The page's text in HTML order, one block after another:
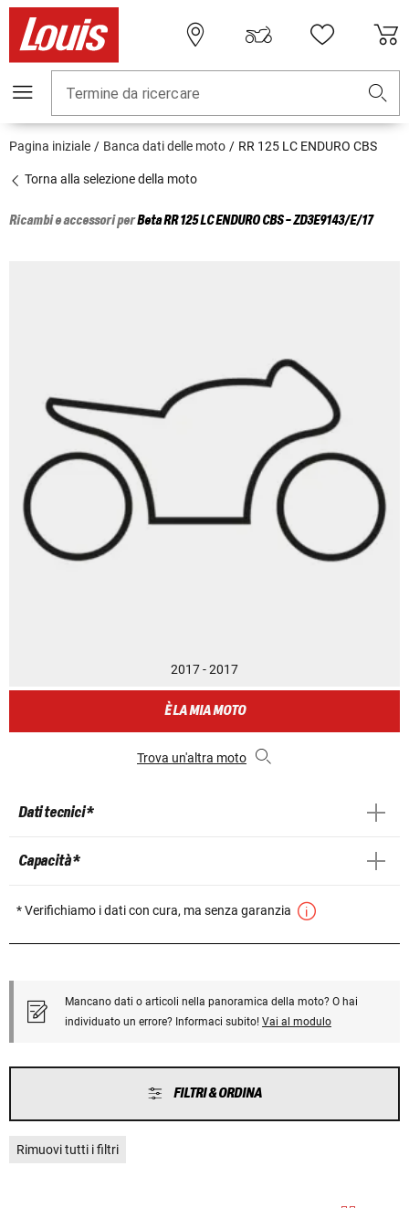
Termine da ricercare
Pagina iniziale Banca dati delle moto RR 125 LC ENDURO CBS
Torna alla selezione della moto
Ricambi e accessori perBetaRR 125 LC ENDURO CBS - ZD3E9143/E/17
2017 - 2017
È LA MIA MOTO
Trova un'altra moto
Dati tecnici *
Capacità *
* Verifichiamo i dati con cura, ma senza garanzia
Mancano dati o articoli nella panoramica della moto? O hai
individuato un errore? Informaci subito! Vai al modulo
FILTRI & ORDINA
Rimuovi tutti i filtri